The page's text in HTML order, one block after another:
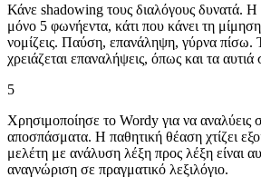
Κάνε shadowing τους διαλόγους δυνατά. Η
μόνο 5 φωνήεντα, κάτι που κάνει τη
νομίζεις. Παύση, επανάληψη, γύρνα πίσω.
χρειάζεται επαναλήψεις, όπως και τα αυτιά
5
Χρησιμοποίησε το Wordy για να αναλύεις
αποσπάσματα. Η παθητική θέαση χτίζει
μελέτη με ανάλυση λέξη προς λέξη είναι
αναγνώριση σε πραγματικό λεξιλόγιο.